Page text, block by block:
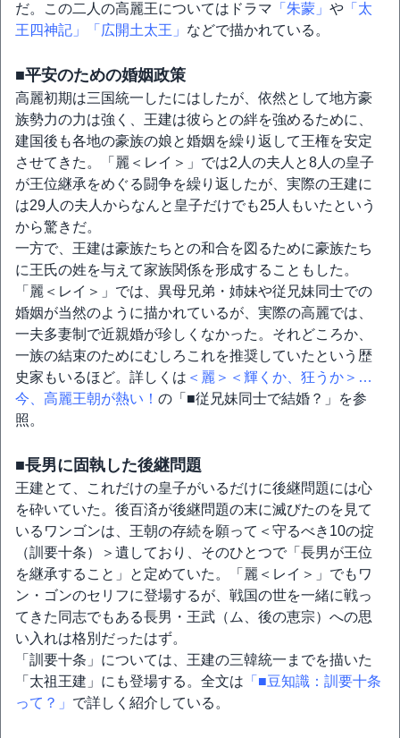
だ。この二人の高麗王についてはドラマ 「朱蒙」 や 「太
王四神記」
「広開土太王」 などで描かれている。
■平安のための婚姻政策
高麗初期は三国統一したにはしたが、依然として地方豪
族勢力の力は強く、王建は彼らとの絆を強めるために、
建国後も各地の豪族の娘と婚姻を繰り返して王権を安定
させてきた。「麗＜レイ＞」では2人の夫人と8人の皇子
が王位継承をめぐる闘争を繰り返したが、実際の王建に
は29人の夫人からなんと皇子だけでも25人もいたという
から驚きだ。
一方で、王建は豪族たちとの和合を図るために豪族たち
に王氏の姓を与えて家族関係を形成することもした。
「麗＜レイ＞」では、異母兄弟・姉妹や従兄妹同士での
婚姻が当然のように描かれているが、実際の高麗では、
一夫多妻制で近親婚が珍しくなかった。それどころか、
一族の結束のためにむしろこれを推奨していたという歴
史家もいるほど。詳しくは ＜麗＞＜輝くか、狂うか＞…
今、高麗王朝が熱い！ の「■従兄妹同士で結婚？」を参
照。
■長男に固執した後継問題
王建とて、これだけの皇子がいるだけに後継問題には心
を砕いていた。後百済が後継問題の末に滅びたのを見て
いるワンゴンは、王朝の存続を願って＜守るべき10の掟
（訓要十条）＞遺しており、そのひとつで「長男が王位
を継承すること」と定めていた。「麗＜レイ＞」でもワ
ン・ゴンのセリフに登場するが、戦国の世を一緒に戦っ
てきた同志でもある長男・王武（ム、後の恵宗）への思
い入れは格別だったはず。
「訓要十条」については、王建の三韓統一までを描いた
「太祖王建」にも登場する。全文は 「■豆知識：訓要十条
って？」 で詳しく紹介している。